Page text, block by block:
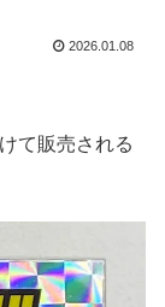
2026.01.08
て販売される